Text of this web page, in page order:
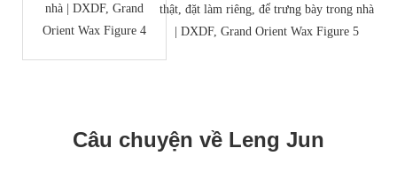
Câu chuyện về Leng Jun